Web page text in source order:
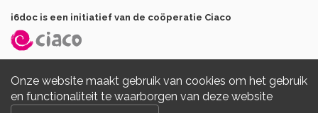
Onze website maakt gebruik van cookies om het gebruik
en functionaliteit te waarborgen van deze website
i6doc is een initiatief van de coöperatie Ciaco